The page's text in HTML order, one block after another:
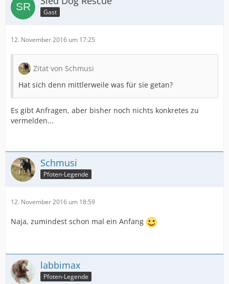
Gast
12. November 2016 um 17:25
Zitat von Schmusi
Hat sich denn mittlerweile was für sie getan?
Es gibt Anfragen, aber bisher noch nichts konkretes zu
vermelden...
Schmusi
Pfoten-Legende
12. November 2016 um 18:59
Naja, zumindest schon mal ein Anfang
labbimax
Pfoten-Legende